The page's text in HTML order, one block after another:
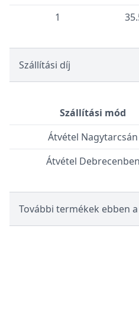
1
Szállítási díj
Szállítási mód
Átvétel Nagytarcsán
Átvétel Debrecenben
További termékek ebben